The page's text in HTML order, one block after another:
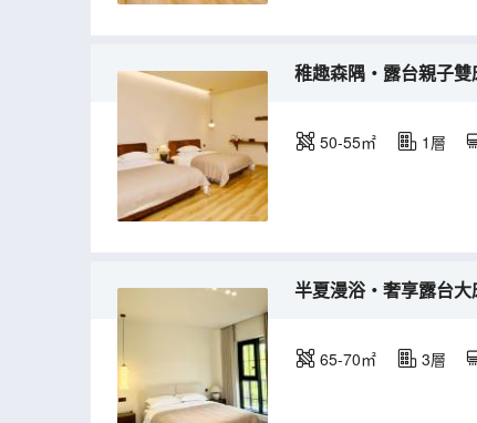
稚趣森隅・露台親子
50-55㎡ 1層
半夏漫浴・奢享露台
65-70㎡ 3層